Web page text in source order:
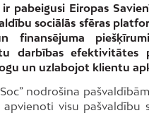
pabeigusi Eiropas
sociālās sfēras
finansējuma
darbības
un uzlabojot klientu
nodrošina
visu pašvaldību